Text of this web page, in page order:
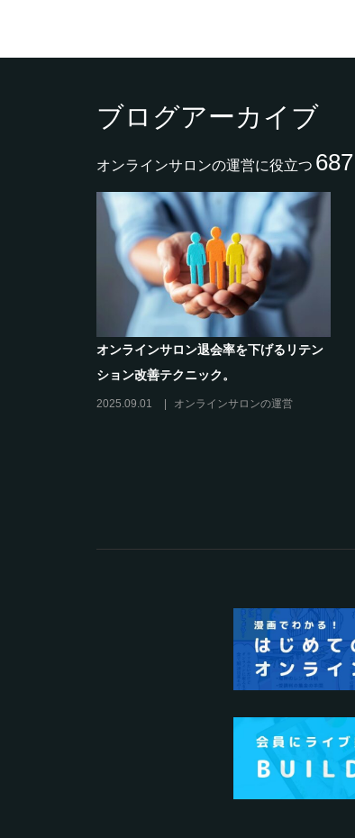
ブログアーカイブ
オンラインサロンの運営に役立つ 687
オンラインサロン退会率を下げるリテン
ション改善テクニック。
2025.09.01 オンラインサロンの運営